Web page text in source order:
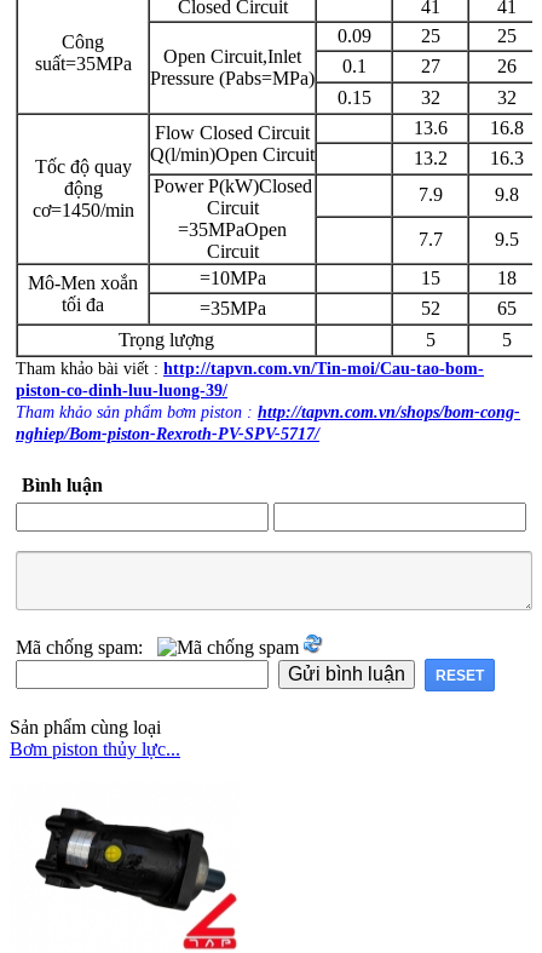
Công
suất=35MPa
Closed Circuit 41 41
Open Circuit,Inlet
Pressure (Pabs=MPa)
0.09 25
25
0.1
27
26
0.15
32 32
Tốc độ quay
động
cơ=1450/min
Flow Closed Circuit
Q(l/min)Open Circuit
13.6
16.8
13.2
16.3
Power P(kW)Closed
Circuit
=35MPaOpen
Circuit
7.9 9.8
7.7 9.5
Mô-Men xoắn
tối đa
=10MPa 15
18
=35MPa
52
65
Trọng lượng
5 5
Tham khảo bài viết : http://tapvn.com.vn/Tin-moi/Cau-tao-bom-
piston-co-dinh-luu-luong-39/
Tham khảo sản phẩm bơm piston : http://tapvn.com.vn/shops/bom-cong-
nghiep/Bom-piston-Rexroth-PV-SPV-5717/
Bình luận
Mã chống spam:
Sản phẩm cùng loại
Bơm piston thủy lực...